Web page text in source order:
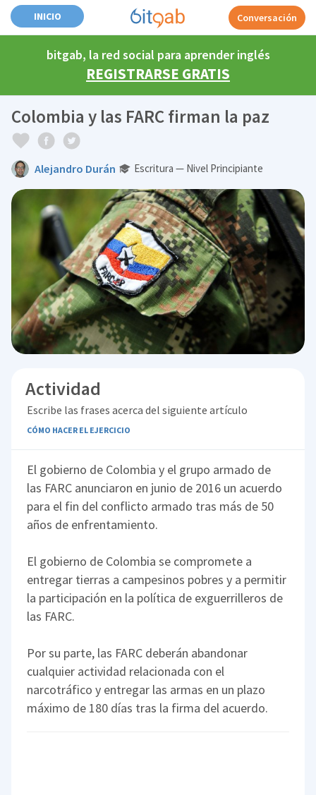
INICIO Conversación
bitgab, la red social para aprender inglés
REGISTRARSE GRATIS
Colombia y las FARC firman la paz
Alejandro Durán Escritura — Nivel Principiante
Actividad
Escribe las frases acerca del siguiente artículo
CÓMO HACER EL EJERCICIO
El gobierno de Colombia y el grupo armado de
las FARC anunciaron en junio de 2016 un acuerdo
para el fin del conflicto armado tras más de 50
años de enfrentamiento.
El gobierno de Colombia se compromete a
entregar tierras a campesinos pobres y a permitir
la participación en la política de exguerrilleros de
las FARC.
Por su parte, las FARC deberán abandonar
cualquier actividad relacionada con el
narcotráfico y entregar las armas en un plazo
máximo de 180 días tras la firma del acuerdo.